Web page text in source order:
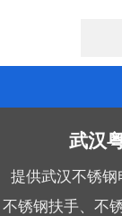
武汉
提供武汉不锈钢
不锈钢扶手、不